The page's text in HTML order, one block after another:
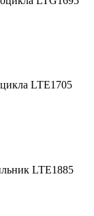
LTE1705
LTE1885